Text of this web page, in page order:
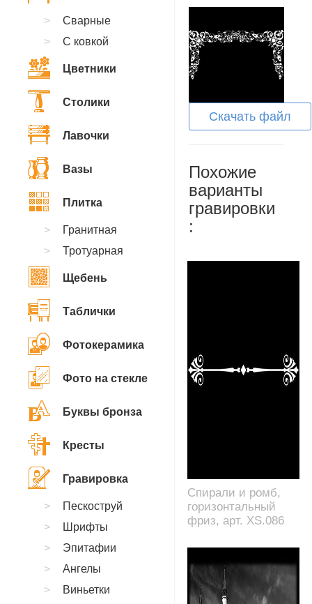
Скачать файл
Похожие
варианты
гравировки
:
Спирали и ромб,
горизонтальный
фриз, арт. XS.086
Сварные
С ковкой
Цветники
Столики
Лавочки
Вазы
Плитка
Гранитная
Тротуарная
Щебень
Таблички
Фотокерамика
Фото на стекле
Буквы бронза
Кресты
Гравировка
Пескоструй
Шрифты
Эпитафии
Ангелы
Виньетки